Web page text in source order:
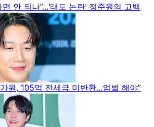
안 되나”…‘태도 논란’ 정준원의 고백
원, 105억 전세금 미반환…엄벌 해야”